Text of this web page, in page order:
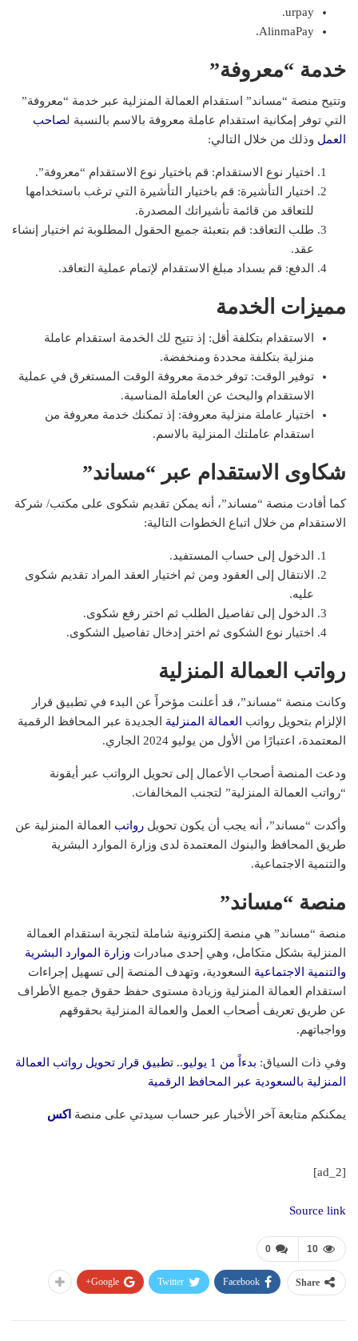
urpay.
AlinmaPay.
خدمة “معروفة”
وتتيح منصة “مساند” استقدام العمالة المنزلية عبر خدمة “معروفة”
التي توفر إمكانية استقدام عاملة معروفة بالاسم بالنسبة لصاحب
العمل وذلك من خلال التالي:
اختيار نوع الاستقدام: قم باختيار نوع الاستقدام “معروفة”.
اختيار التأشيرة: قم باختيار التأشيرة التي ترغب باستخدامها
للتعاقد من قائمة تأشيراتك المصدرة.
طلب التعاقد: قم بتعبئة جميع الحقول المطلوبة ثم اختيار إنشاء
عقد.
الدفع: قم بسداد مبلغ الاستقدام لإتمام عملية التعاقد.
مميزات الخدمة
الاستقدام بتكلفة أقل: إذ تتيح لك الخدمة استقدام عاملة
منزلية بتكلفة محددة ومنخفضة.
توفير الوقت: توفر خدمة معروفة الوقت المستغرق في عملية
الاستقدام والبحث عن العاملة المناسبة.
اختيار عاملة منزلية معروفة: إذ تمكنك خدمة معروفة من
استقدام عاملتك المنزلية بالاسم.
شكاوى الاستقدام عبر “مساند”
كما أفادت منصة “مساند”، أنه يمكن تقديم شكوى على مكتب/ شركة
الاستقدام من خلال اتباع الخطوات التالية:
الدخول إلى حساب المستفيد.
الانتقال إلى العقود ومن ثم اختيار العقد المراد تقديم شكوى
عليه.
الدخول إلى تفاصيل الطلب ثم اختر رفع شكوى.
اختيار نوع الشكوى ثم اختر إدخال تفاصيل الشكوى.
رواتب العمالة المنزلية
وكانت منصة “مساند”، قد أعلنت مؤخراً عن البدء في تطبيق قرار
الإلزام بتحويل رواتب
العمالة المنزلية الجديدة عبر المحافظ الرقمية
المعتمدة، اعتبارًا من الأول من يوليو 2024 الجاري.
ودعت المنصة أصحاب الأعمال إلى تحويل الرواتب عبر أيقونة
“رواتب العمالة المنزلية” لتجنب المخالفات.
وأكدت “مساند”، أنه يجب أن يكون تحويل رواتب العمالة المنزلية عن
طريق المحافظ والبنوك المعتمدة لدى وزارة الموارد البشرية
والتنمية الاجتماعية.
منصة “مساند”
منصة “مساند” هي منصة إلكترونية شاملة لتجربة استقدام العمالة
المنزلية بشكل متكامل، وهي إحدى مبادرات وزارة الموارد البشرية
والتنمية الاجتماعية السعودية، وتهدف المنصة إلى تسهيل إجراءات
استقدام العمالة المنزلية وزيادة مستوى حفظ حقوق جميع الأطراف
عن طريق تعريف أصحاب العمل والعمالة المنزلية بحقوقهم
وواجباتهم.
وفي ذات السياق:
بدءاً من 1 يوليو.. تطبيق قرار تحويل رواتب العمالة
المنزلية بالسعودية عبر المحافظ الرقمية
يمكنكم متابعة آخر الأخبار عبر حساب سيدتي على منصة اكس
[ad_2]
Source link
0 10
Share
Facebook
Twitter
Google+